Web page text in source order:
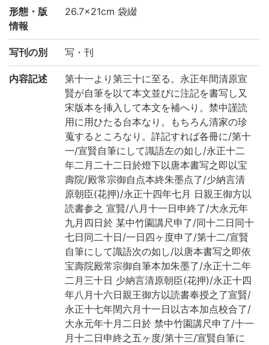
形態・版
情報
26.7×21cm 袋綴
写刊の別 写・刊
内容記述
第十一より第三十に至る。永正年間清原宣
賢が自筆を以て本文並びに注記を書写し又
宋版本を挿入して本文を補へり。禁中謹読
用に用ひたる台本なり。もちろん清家の珍
蒐するところなり。詳記すれば各冊に/第十
一/宣賢自筆にして識語左の如し/永正十二
年二月二十二日於燈下以唐本書写之即以宝
壽院/殿常宗御自点本終朱墨点了/少納言清
原朝臣(花押)/永正十四年七月 日親王御方以
読書参之 宣賢/八月十一日申終了/大永元年
九月四日於 某中竹園講尺申了/同十二日同十
七日同二十日/一日四ヶ度申了/第十二/宣賢
自筆にして識語次の如し/以唐本書写之即依
宝壽院殿常宗御自筆本加朱墨了/永正十二年
二月三十日 少納言清原朝臣(花押)/永正十四
年八月十六日親王御方以読書奉授之了宣賢/
永正十七年閏六月十一日以古本加点校合了/
大永元年十月二日於 禁中竹園講尺申了/十一
月十二日申終之五ヶ度/第十三/宣賢自筆に